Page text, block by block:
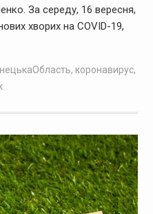
За середу, 16 вересня,
хворих на COVID-19,
, коронавирус,